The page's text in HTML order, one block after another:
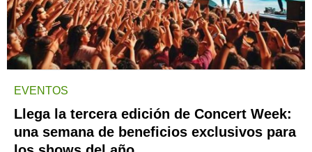
EVENTOS
Llega la tercera edición de Concert Week:
una semana de beneficios exclusivos para